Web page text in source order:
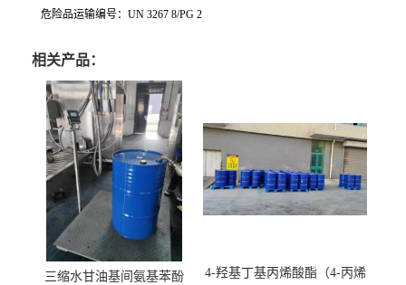
危险品运输编号：UN 3267 8/PG 2
相关产品：
三缩水甘油基间氨基苯酚
4-羟基丁基丙烯酸酯（4-丙烯